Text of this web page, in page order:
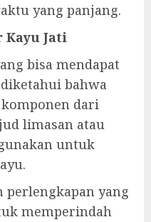
yang panjang.
Kayu Jati
bisa mendapat
bahwa
dari
limasan atau
untuk
yang
memperindah